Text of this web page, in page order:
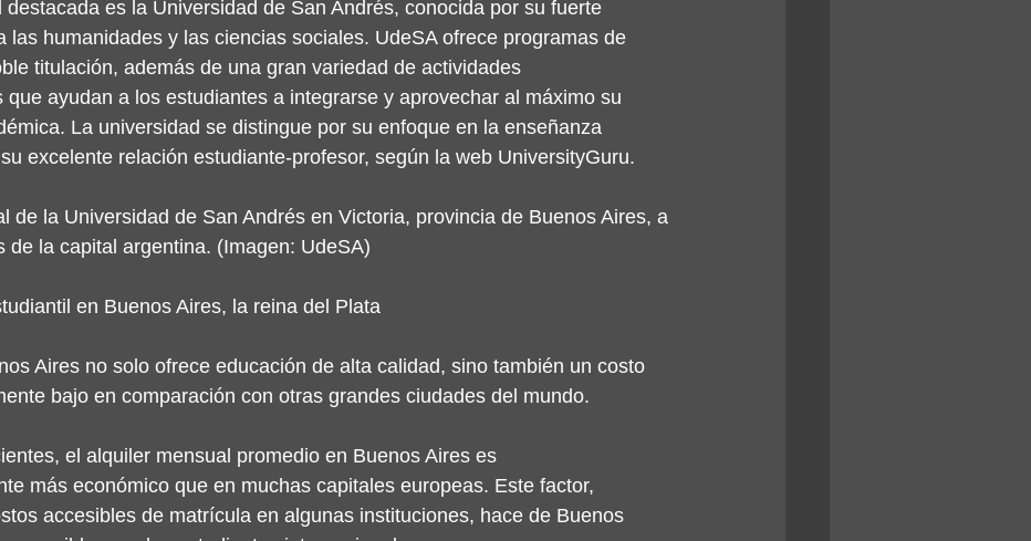
destacada es la Universidad de San Andrés, conocida por su fuerte
las humanidades y las ciencias sociales. UdeSA ofrece programas de
titulación, además de una gran variedad de actividades
que ayudan a los estudiantes a integrarse y aprovechar al máximo su
La universidad se distingue por su enfoque en la enseñanza
excelente relación estudiante-profesor, según la web UniversityGuru.
de la Universidad de San Andrés en Victoria, provincia de Buenos Aires, a
de la capital argentina. (Imagen: UdeSA)
en Buenos Aires, la reina del Plata
Aires no solo ofrece educación de alta calidad, sino también un costo
bajo en comparación con otras grandes ciudades del mundo.
el alquiler mensual promedio en Buenos Aires es
más económico que en muchas capitales europeas. Este factor,
accesibles de matrícula en algunas instituciones, hace de Buenos